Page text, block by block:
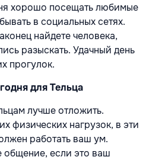
хорошо посещать любимые
в социальных сетях.
найдете человека,
разыскать. Удачный день
прогулок.
для Тельца
лучше отложить.
физических нагрузок, в эти
работать ваш ум.
если это ваш